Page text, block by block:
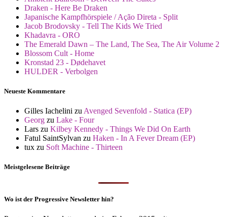
Draken - Here Be Draken
Japanische Kampfhörspiele / Ação Direta - Split
Jacob Brodovsky - Tell The Kids We Tried
Khadavra - ORO
The Emerald Dawn – The Land, The Sea, The Air Volume 2
Blossom Cult - Home
Kronstad 23 - Dødehavet
HULDER - Verbolgen
Neueste Kommentare
Gilles Iachelini zu Avenged Sevenfold - Statica (EP)
Georg zu Lake - Four
Lars zu Kilbey Kennedy - Things We Did On Earth
Fatul SaintSylvan zu Haken - In A Fever Dream (EP)
tux zu Soft Machine - Thirteen
Meistgelesene Beiträge
Wo ist der Progressive Newsletter hin?